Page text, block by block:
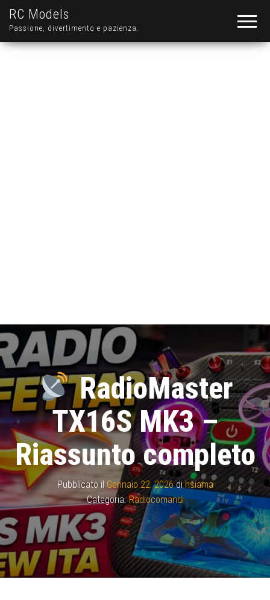
RC Models
Passione, divertimento e pazienza.
RadioMaster
TX16S MK3 –
Riassunto completo
Pubblicato il Gennaio 22, 2026dihsiama
Categoria: Radiocomandi